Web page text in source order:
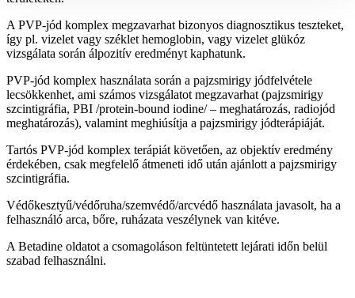
A PVP-jód komplex megzavarhat bizonyos diagnosztikus teszteket,
így pl. vizelet vagy széklet hemoglobin, vagy vizelet glükóz
vizsgálata során álpozitív eredményt kaphatunk.
PVP-jód komplex használata során a pajzsmirigy jódfelvétele
lecsökkenhet, ami számos vizsgálatot megzavarhat (pajzsmirigy
szcintigráfia, PBI /protein-bound iodine/ – meghatározás, radiojód
meghatározás), valamint meghiúsítja a pajzsmirigy jódterápiáját.
Tartós PVP-jód komplex terápiát követően, az objektív eredmény
érdekében, csak megfelelő átmeneti idő után ajánlott a pajzsmirigy
szcintigráfia.
Védőkesztyű/védőruha/szemvédő/arcvédő használata javasolt, ha a
felhasználó arca, bőre, ruházata veszélynek van kitéve.
A Betadine oldatot a csomagoláson feltüntetett lejárati időn belül
szabad felhasználni.